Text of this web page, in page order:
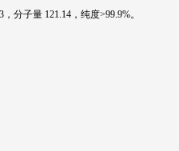
分子量 121.14，纯度>99.9%。